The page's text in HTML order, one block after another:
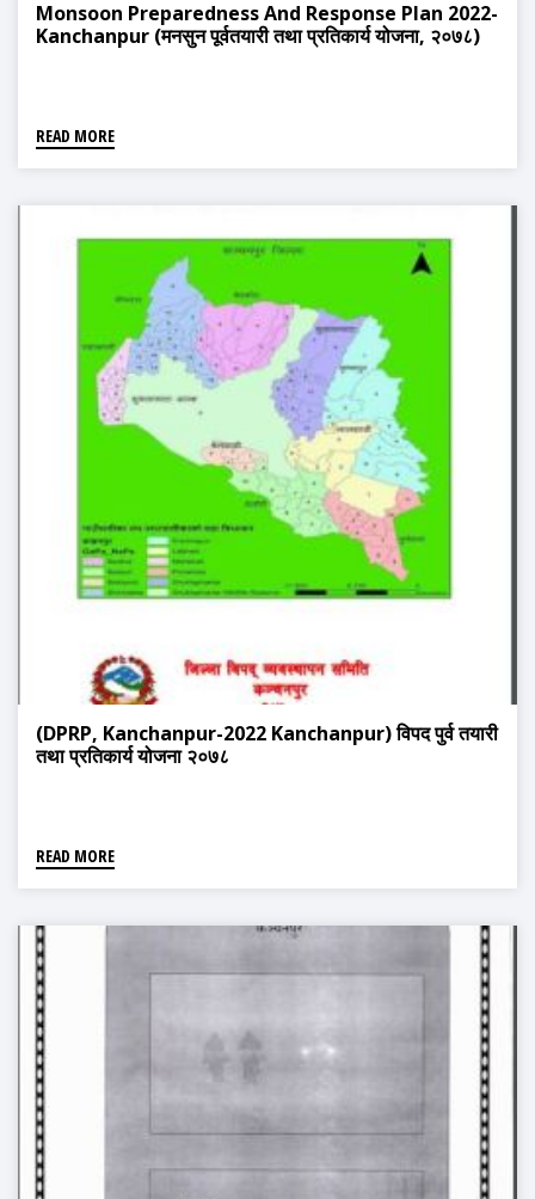
Monsoon Preparedness And Response Plan 2022-
Kanchanpur (मनसुन पूर्वतयारी तथा प्रतिकार्य योजना, २०७८)
READ MORE
(DPRP, Kanchanpur-2022 Kanchanpur) विपद पुर्व तयारी
तथा प्रतिकार्य योजना २०७८
READ MORE